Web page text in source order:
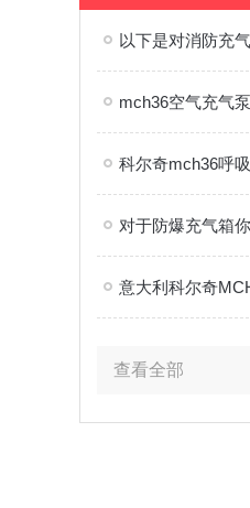
对于防爆充气箱
查看全部